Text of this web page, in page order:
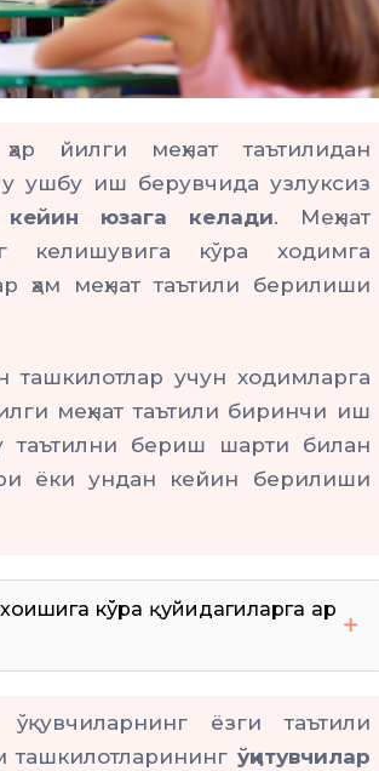
ҳар йилги меҳнат таътилидан
ушбу иш берувчида узлуксиз
юзага келади. Меҳнат
келишувига кўра ходимга
ҳам меҳнат таътили берилиши
учун ходимларга
меҳнат таътили биринчи иш
таътилни бериш шарти билан
ёки ундан кейин берилиши
кўра қуйидагиларга ҳар
16 ёшга
ёзги таътили
ташкилотларининг ўқитувчилар